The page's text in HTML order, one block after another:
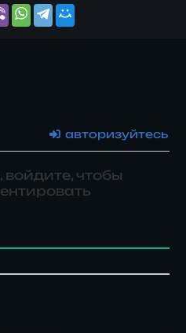
авторизуйтесь
чтобы